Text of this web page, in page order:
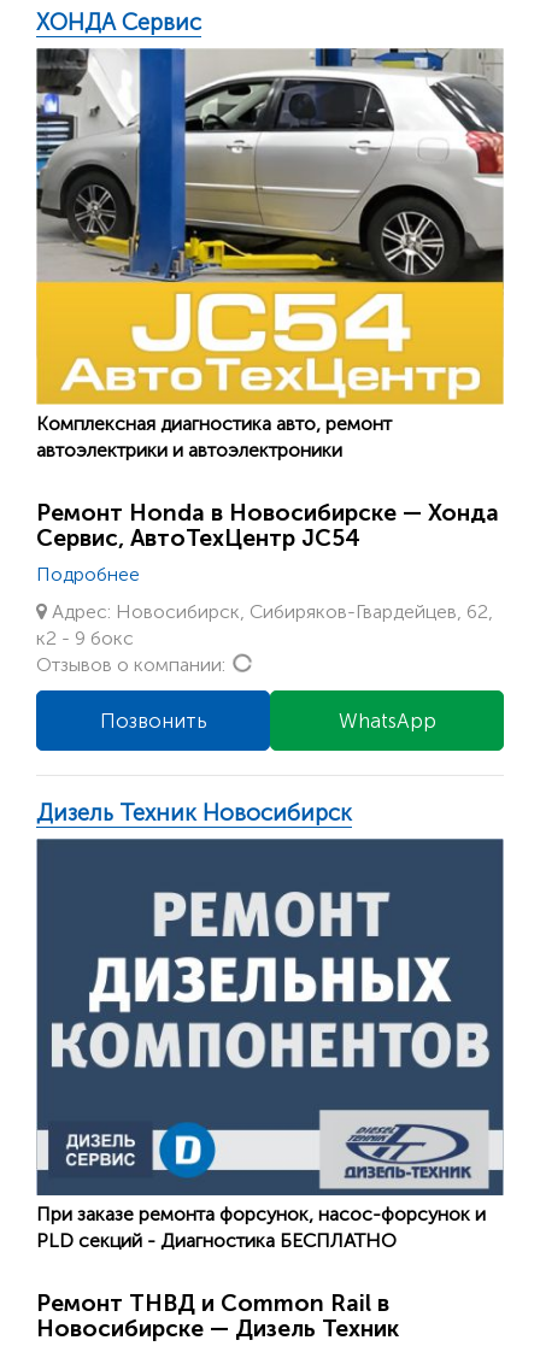
ХОНДА Сервис
Комплексная диагностика авто, ремонт
автоэлектрики и автоэлектроники
Ремонт Honda в Новосибирске — Хонда
Сервис, АвтоТехЦентр JC54
Подробнее
Адрес: Новосибирск, Сибиряков-Гвардейцев, 62,
к2 - 9 бокс
Отзывов о компании:
WhatsApp
Позвонить
Дизель Техник Новосибирск
При заказе ремонта форсунок, насос-форсунок и
PLD секций - Диагностика БЕСПЛАТНО
Ремонт ТНВД и Common Rail в
Новосибирске — Дизель Техник